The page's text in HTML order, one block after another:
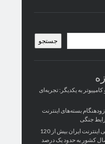
جستجو
به یکدیگر: تجربه‌ای
زودهنگام بسته‌های اینترنت
جنگی
ادعای نت‌بلاکس: قطعی اینترنت ایران بیش از 120
کشور به حدود یک درصد